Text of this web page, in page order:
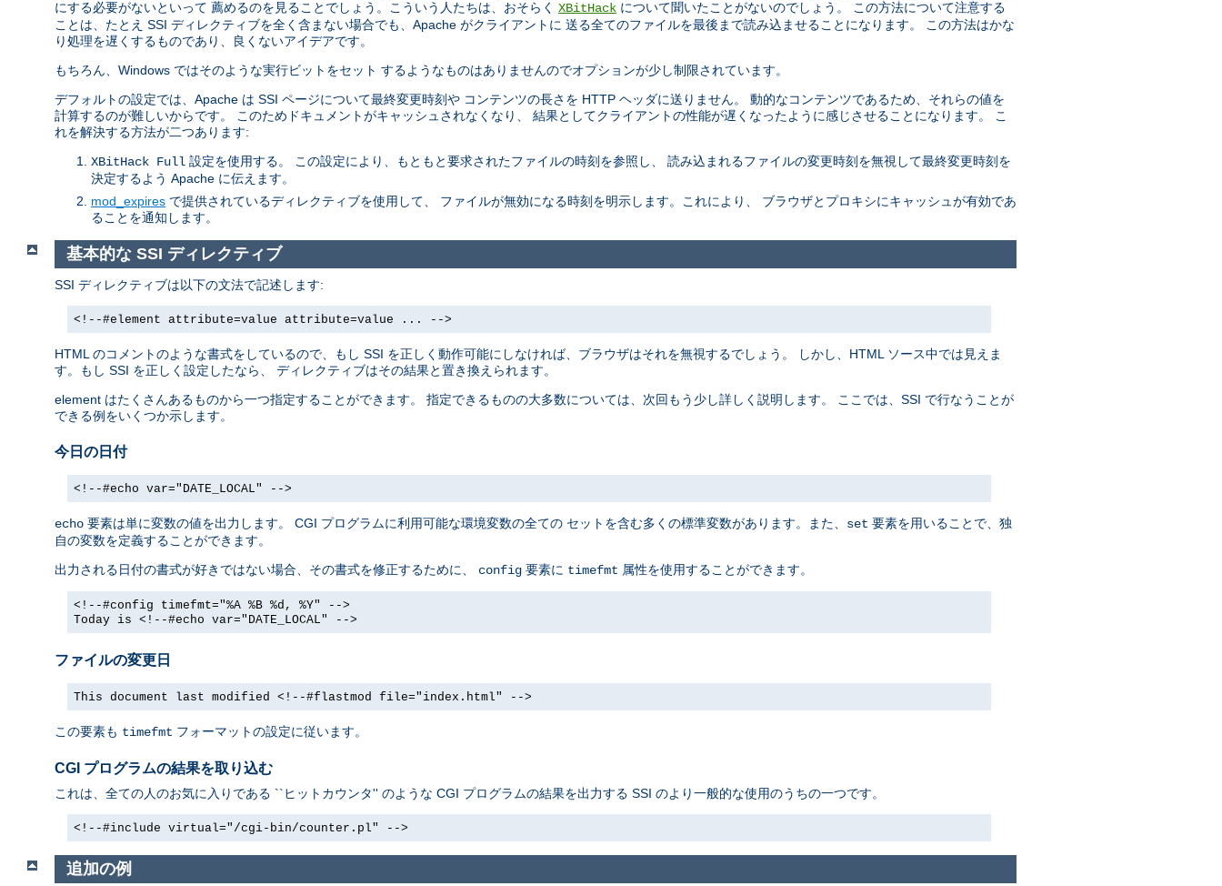
にする必要がないといって 薦めるのを見ることでしょう。こういう人たちは、おそらく XBitHack について聞いたことがないのでしょう。 この方法について注意する
ことは、たとえ SSI ディレクティブを全く含まない場合でも、Apache がクライアントに 送る全てのファイルを最後まで読み込ませることになります。 この方法はかな
り処理を遅くするものであり、良くないアイデアです。
もちろん、Windows ではそのような実行ビットをセット するようなものはありませんのでオプションが少し制限されています。
デフォルトの設定では、Apache は SSI ページについて最終変更時刻や コンテンツの長さを HTTP ヘッダに送りません。 動的なコンテンツであるため、それらの値を
計算するのが難しいからです。 このためドキュメントがキャッシュされなくなり、 結果としてクライアントの性能が遅くなったように感じさせることになります。 こ
れを解決する方法が二つあります:
XBitHack Full 設定を使用する。 この設定により、もともと要求されたファイルの時刻を参照し、 読み込まれるファイルの変更時刻を無視して最終変更時刻を
決定するよう Apache に伝えます。
mod_expires で提供されているディレクティブを使用して、 ファイルが無効になる時刻を明示します。これにより、 ブラウザとプロキシにキャッシュが有効であ
ることを通知します。
基本的な SSI ディレクティブ
SSI ディレクティブは以下の文法で記述します:
<!--#element attribute=value attribute=value ... -->
HTML のコメントのような書式をしているので、もし SSI を正しく動作可能にしなければ、ブラウザはそれを無視するでしょう。 しかし、HTML ソース中では見えま
す。もし SSI を正しく設定したなら、 ディレクティブはその結果と置き換えられます。
element はたくさんあるものから一つ指定することができます。 指定できるものの大多数については、次回もう少し詳しく説明します。 ここでは、SSI で行なうことが
できる例をいくつか示します。
今日の日付
<!--#echo var="DATE_LOCAL" -->
echo 要素は単に変数の値を出力します。 CGI プログラムに利用可能な環境変数の全ての セットを含む多くの標準変数があります。また、 set 要素を用いることで、独
自の変数を定義することができます。
出力される日付の書式が好きではない場合、その書式を修正するために、 config 要素に timefmt 属性を使用することができます。
<!--#config timefmt="%A %B %d, %Y" -->
Today is <!--#echo var="DATE_LOCAL" -->
ファイルの変更日
This document last modified <!--#flastmod file="index.html" -->
この要素も timefmt フォーマットの設定に従います。
CGI プログラムの結果を取り込む
これは、全ての人のお気に入りである ``ヒットカウンタ'' のような CGI プログラムの結果を出力する SSI のより一般的な使用のうちの一つです。
<!--#include virtual="/cgi-bin/counter.pl" -->
追加の例